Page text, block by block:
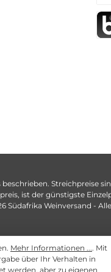
Streichpreise
ist der günstigste
Südafrika Weinversand -
Mehr Informationen .... Mit
über Ihr Verhalten in
werden, aber zu eigenen